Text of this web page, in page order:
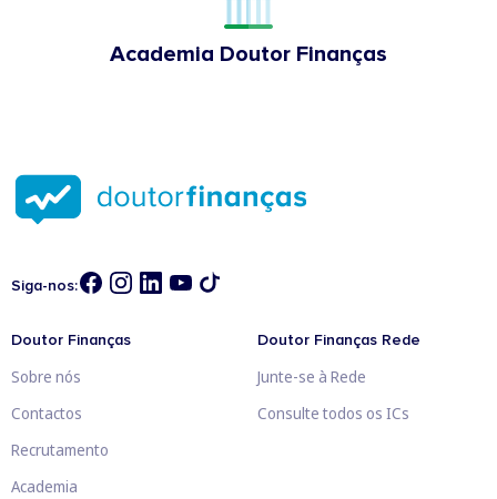
Academia Doutor Finanças
Siga-nos:
Doutor Finanças
Sobre nós
Contactos
Recrutamento
Academia
Doutor Finanças Rede
Junte-se à Rede
Consulte todos os ICs